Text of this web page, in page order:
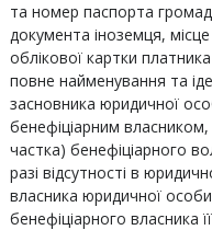
та номер паспорта
документа іноземця,
облікової картки
повне найменування та
засновника юридичної
бенефіціарним власником,
частка) бенефіціарного
разі відсутності в
власника юридичної
бенефіціарного власника